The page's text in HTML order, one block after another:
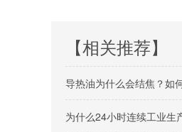
【相关推荐】
导热油为什么会结焦？如
为什么24小时连续工业生